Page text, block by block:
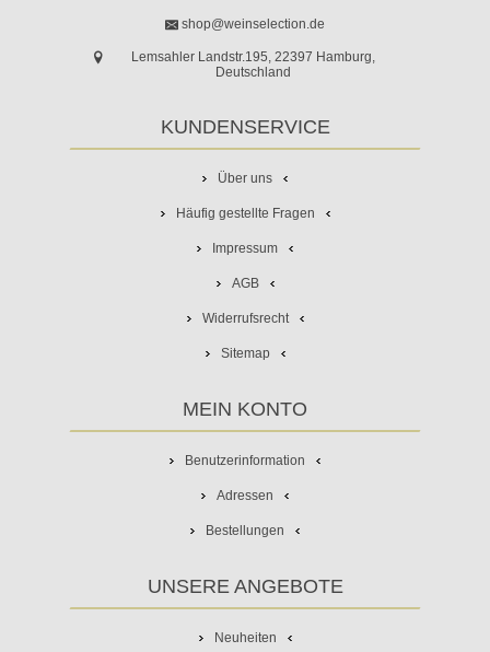
shop@weinselection.de
Lemsahler Landstr.195, 22397 Hamburg,
Deutschland
KUNDENSERVICE
Über uns
Häufig gestellte Fragen
Impressum
AGB
Widerrufsrecht
Sitemap
MEIN KONTO
Benutzerinformation
Adressen
Bestellungen
UNSERE ANGEBOTE
Neuheiten